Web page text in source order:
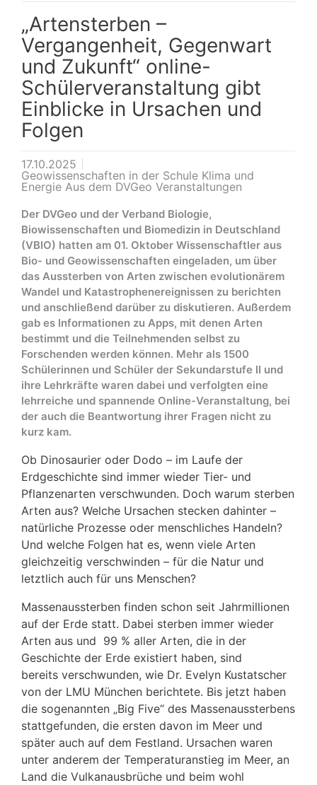
„Artensterben –
Vergangenheit, Gegenwart
und Zukunft“ online-
Schülerveranstaltung gibt
Einblicke in Ursachen und
Folgen
17.10.2025
Geowissenschaften in der Schule Klima und
Energie Aus dem DVGeo Veranstaltungen
Der DVGeo und der Verband Biologie,
Biowissenschaften und Biomedizin in Deutschland
(VBIO) hatten am 01. Oktober Wissenschaftler aus
Bio- und Geowissenschaften eingeladen, um über
das Aussterben von Arten zwischen evolutionärem
Wandel und Katastrophenereignissen zu berichten
und anschließend darüber zu diskutieren. Außerdem
gab es Informationen zu Apps, mit denen Arten
bestimmt und die Teilnehmenden selbst zu
Forschenden werden können. Mehr als 1500
Schülerinnen und Schüler der Sekundarstufe II und
ihre Lehrkräfte waren dabei und verfolgten eine
lehrreiche und spannende Online-Veranstaltung, bei
der auch die Beantwortung ihrer Fragen nicht zu
kurz kam.
Ob Dinosaurier oder Dodo – im Laufe der
Erdgeschichte sind immer wieder Tier- und
Pflanzenarten verschwunden. Doch warum sterben
Arten aus? Welche Ursachen stecken dahinter –
natürliche Prozesse oder menschliches Handeln?
Und welche Folgen hat es, wenn viele Arten
gleichzeitig verschwinden – für die Natur und
letztlich auch für uns Menschen?
Massenaussterben finden schon seit Jahrmillionen
auf der Erde statt. Dabei sterben immer wieder
Arten aus und 99 % aller Arten, die in der
Geschichte der Erde existiert haben, sind
bereits verschwunden, wie Dr. Evelyn Kustatscher
von der LMU München berichtete. Bis jetzt haben
die sogenannten „Big Five“ des Massenaussterbens
stattgefunden, die ersten davon im Meer und
später auch auf dem Festland. Ursachen waren
unter anderem der Temperaturanstieg im Meer, an
Land die Vulkanausbrüche und beim wohl